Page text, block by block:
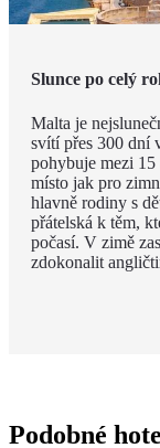
Slunce po celý
Malta je
svítí přes 300 dní
pohybuje mezi 15
místo jak pro
hlavně rodiny s
přátelská k těm,
počasí. V zimě
zdokonalit
Podobné